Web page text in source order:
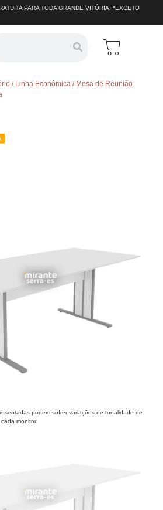
PARA TODA GRANDE VITÓRIA. *EXCETO
/ Linha Econômica/ Mesa de Reunião
podem sofrer variações de tonalidade de
monitor.